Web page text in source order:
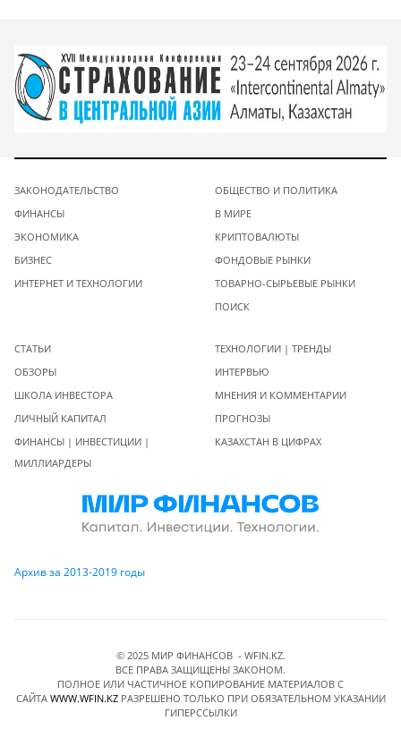
ЗАКОНОДАТЕЛЬСТВО
ФИНАНСЫ
ЭКОНОМИКА
БИЗНЕС
ИНТЕРНЕТ И ТЕХНОЛОГИИ
ОБЩЕСТВО И ПОЛИТИКА
В МИРЕ
КРИПТОВАЛЮТЫ
ФОНДОВЫЕ РЫНКИ
ТОВАРНО-СЫРЬЕВЫЕ РЫНКИ
ПОИСК
СТАТЬИ
ОБЗОРЫ
ШКОЛА ИНВЕСТОРА
ЛИЧНЫЙ КАПИТАЛ
ФИНАНСЫ | ИНВЕСТИЦИИ |
МИЛЛИАРДЕРЫ
ТЕХНОЛОГИИ | ТРЕНДЫ
ИНТЕРВЬЮ
МНЕНИЯ И КОММЕНТАРИИ
ПРОГНОЗЫ
КАЗАХСТАН В ЦИФРАХ
Архив за 2013-2019 годы
© 2025 МИР ФИНАНСОВ - WFIN.KZ.
ВСЕ ПРАВА ЗАЩИЩЕНЫ ЗАКОНОМ.
ПОЛНОЕ ИЛИ ЧАСТИЧНОЕ КОПИРОВАНИЕ МАТЕРИАЛОВ C
САЙТА WWW.WFIN.KZРАЗРЕШЕНО ТОЛЬКО ПРИ ОБЯЗАТЕЛЬНОМ УКАЗАНИИ
ГИПЕРССЫЛКИ